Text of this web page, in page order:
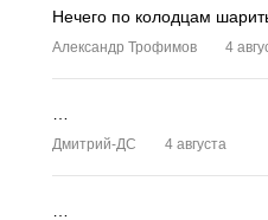
Нечего по колодцам
Александр Трофимов 4
Дмитрий-ДС 4 августа